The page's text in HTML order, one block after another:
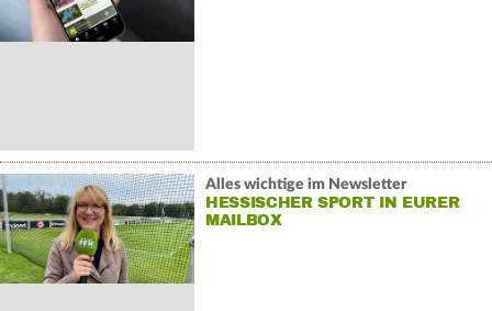
Alles wichtige im Newsletter
HESSISCHER SPORT IN EURER
MAILBOX